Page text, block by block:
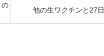
の
他の生ワクチンと27